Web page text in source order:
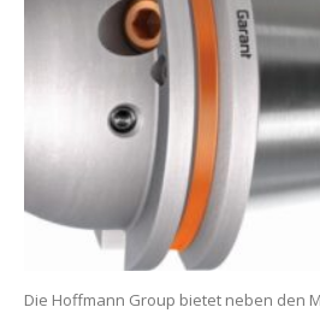
Die Hoffmann Group bietet neben den